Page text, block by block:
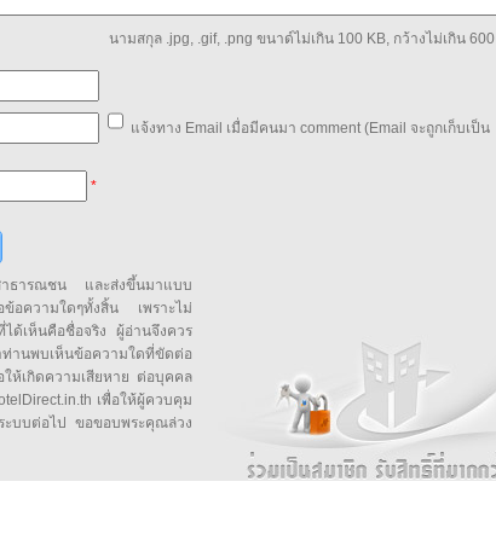
นามสกุล .jpg, .gif, .png ขนาด์ไม่เกิน 100 KB, กว้างไม่เกิน 600
แจ้งทาง Email เมื่อมีคนมา comment (Email จะถูกเก็บเป็น
*
าธารณชน และส่งขึ้นมาแบบ
อความใดๆทั้งสิ้น เพราะไม่
ได้เห็นคือชื่อจริง ผู้อ่านจึงควร
พบเห็นข้อความใดที่ขัดต่อ
ให้เกิดความเสียหาย ต่อบุคคล
เพื่อให้ผู้ควบคุม
ะบบต่อไป ขอขอบพระคุณล่วง